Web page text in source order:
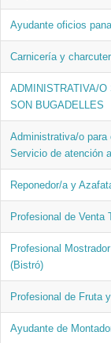
Ayudante oficios
Carnicería y
ADMINISTRATIVA/O
SON BUGADELLES
Administrativa/o para
Servicio de atención
Reponedor/a y
Profesional de Venta
Profesional
(Bistró)
Profesional de Fruta
Ayudante de